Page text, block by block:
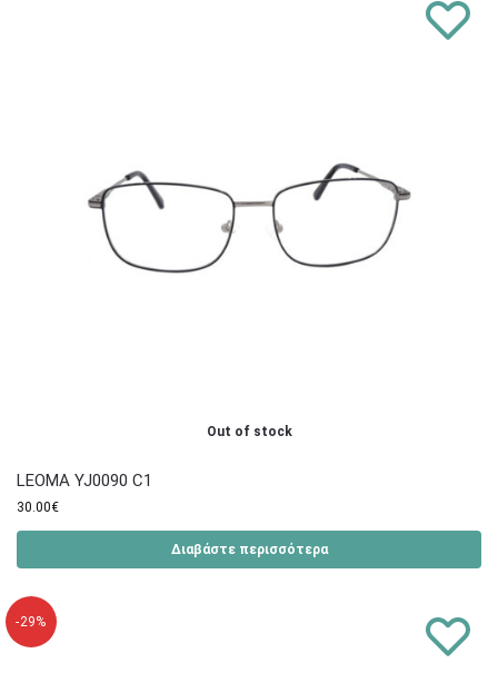
Out of stock
LEOMA YJ0090 C1
30.00€
Διαβάστε περισσότερα
-29%